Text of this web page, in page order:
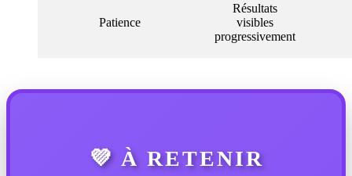
Patience
Résultats
visibles
progressivement
💜 À RETENIR